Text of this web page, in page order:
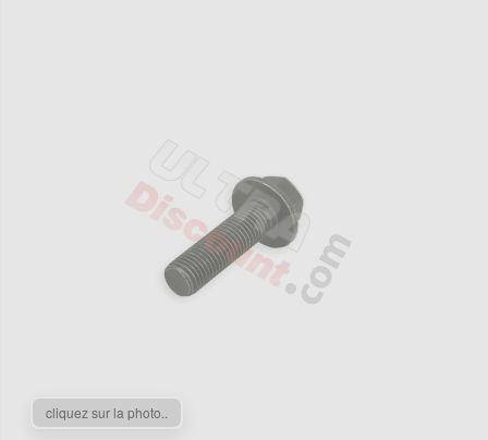
cliquez sur la photo..